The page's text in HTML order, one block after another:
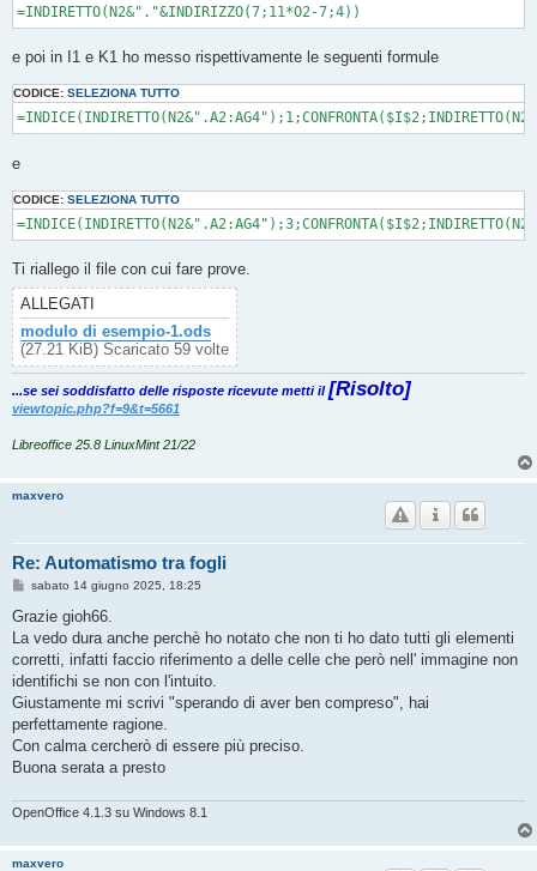
e poi in I1 e K1 ho messo rispettivamente le seguenti formule
CODICE: SELEZIONA TUTTO
e
CODICE: SELEZIONA TUTTO
Ti riallego il file con cui fare prove.
ALLEGATI
modulo di esempio-1.ods
(27.21 KiB) Scaricato 59 volte
...se sei soddisfatto delle risposte ricevute metti il[Risolto]
viewtopic.php?f=9&t=5661
Libreoffice 25.8 LinuxMint 21/22
maxvero
Re: Automatismo tra fogli
M
s
a
g
i
o
sabato 14 giugno 2025, 18:25
Grazie gioh66.
La vedo dura anche perchè ho notato che non ti ho dato tutti gli elementi
corretti, infatti faccio riferimento a delle celle che però nell' immagine non
identifichi se non con l'intuito.
Giustamente mi scrivi "sperando di aver ben compreso", hai
perfettamente ragione.
Con calma cercherò di essere più preciso.
Buona serata a presto
OpenOffice 4.1.3 su Windows 8.1
maxvero